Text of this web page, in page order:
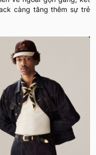
càng tăng thêm sự trẻ